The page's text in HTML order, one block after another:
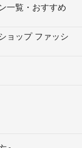
一覧・おすすめ
ョップ ファッシ